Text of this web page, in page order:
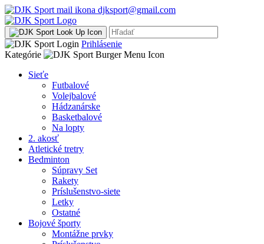
djksport@gmail.com
Prihlásenie
Kategórie
Sieťe
Futbalové
Volejbalové
Hádzanárske
Basketbalové
Na lopty
2. akosť
Atletické tretry
Bedminton
Súpravy Set
Rakety
Príslušenstvo-siete
Letky
Ostatné
Bojové športy
Montážne prvky